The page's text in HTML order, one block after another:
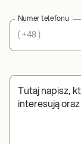
Numer telefonu
( +48 )
Tutaj napisz,
interesują